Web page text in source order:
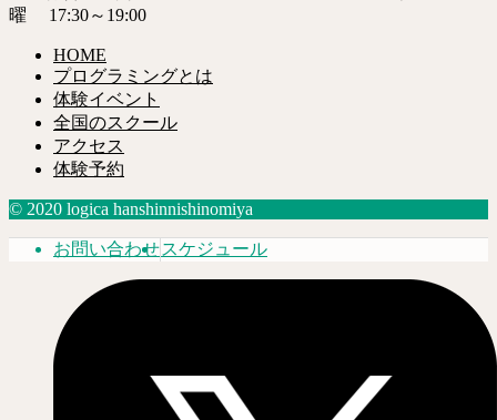
曜 17:30～19:00
HOME
プログラミングとは
体験イベント
全国のスクール
アクセス
体験予約
© 2020 logica hanshinnishinomiya
お問い合わせスケジュール